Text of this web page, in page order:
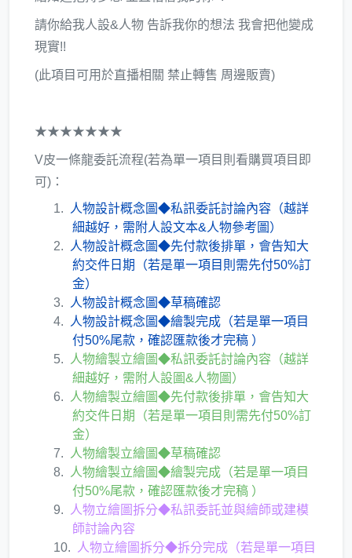
請你給我人設&人物 告訴我你的想法 我會把他變成
現實!!
(此項目可用於直播相關 禁止轉售 周邊販賣)
★★★★★★★
V皮一條龍委託流程(若為單一項目則看購買項目即
可)：
人物設計概念圖◆私訊委託討論內容（越詳
細越好，需附人設文本&人物參考圖）
人物設計概念圖◆先付款後排單，會告知大
約交件日期（若是單一項目則需先付50%訂
金）
人物設計概念圖◆草稿確認
人物設計概念圖◆繪製完成（若是單一項目
付50%尾款，確認匯款後才完稿 ）
人物繪製立繪圖◆私訊委託討論內容（越詳
細越好，需附人設圖&人物圖）
人物繪製立繪圖◆先付款後排單，會告知大
約交件日期（若是單一項目則需先付50%訂
金）
人物繪製立繪圖◆草稿確認
人物繪製立繪圖◆繪製完成（若是單一項目
付50%尾款，確認匯款後才完稿 ）
人物立繪圖拆分◆私訊委託並與繪師或建模
師討論內容
人物立繪圖拆分◆拆分完成（若是單一項目